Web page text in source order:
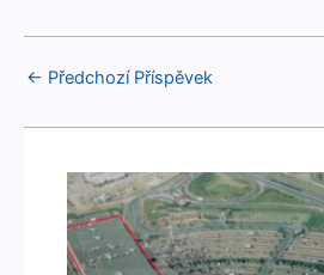
← Předchozí Příspěvek